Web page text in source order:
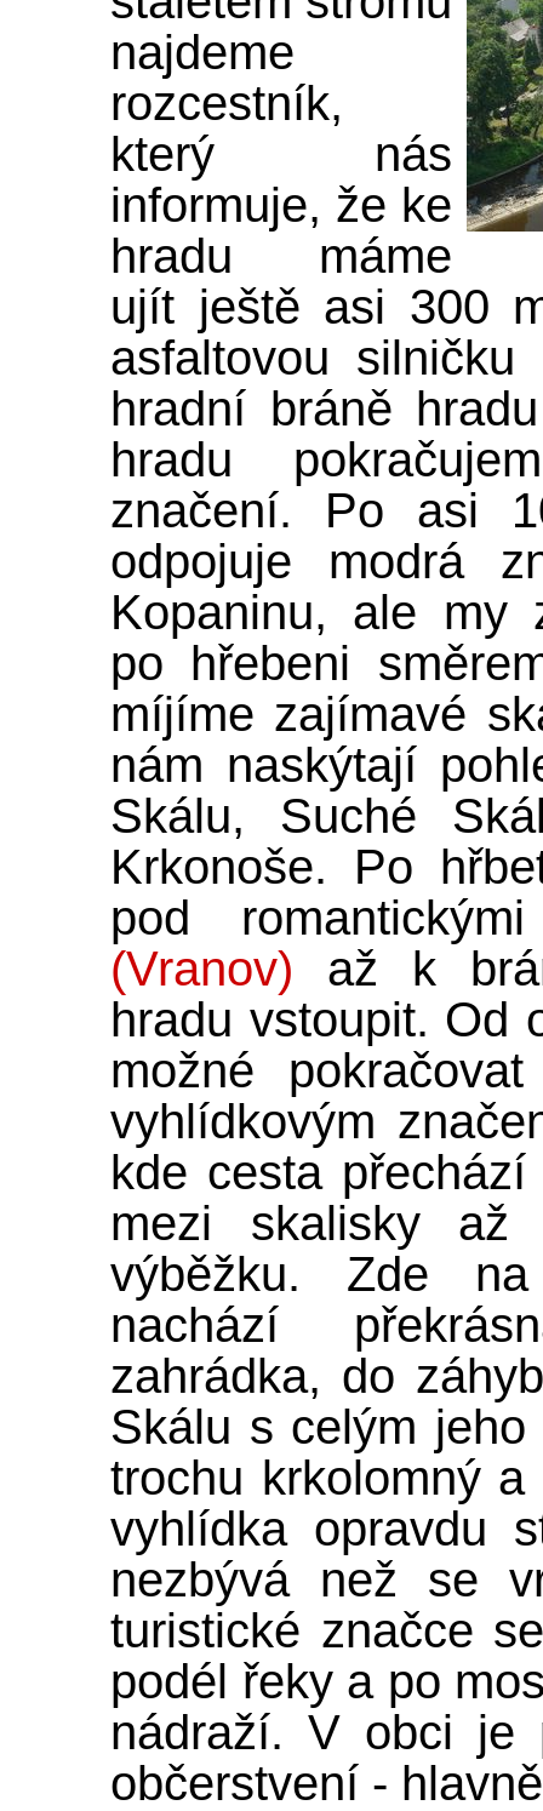
najdeme
rozcestník,
který nás
informuje, že ke
hradu máme
ujít ještě asi 300
asfaltovou
hradní bráně
hradu
značení. Po asi
odpojuje modrá
Kopaninu, ale my
po hřebeni
míjíme zajímavé
nám naskýtají
Skálu, Suché
Krkonoše. Po
pod
(Vranov) až k
hradu vstoupit. Od
možné
vyhlídkovým
kde cesta
mezi skalisky
výběžku. Zde
nachází
zahrádka, do
Skálu s celým
trochu krkolomný
vyhlídka opravdu
nezbývá než se
turistické značce
podél řeky a po
nádraží. V obci je
občerstvení -